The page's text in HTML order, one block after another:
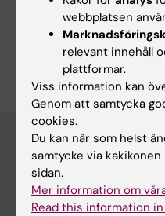
Är du Sinan Dehrab?
Redigera din profil
Huvudmeny
Utbildning
webbplatsen
relevant innehåll
plattformar.
Viss information kan
Genom att samtycka
cookies.
Du kan när som helst
samtycke via
sidan.
Mer information om
Read this information in